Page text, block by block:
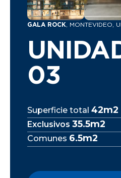
GALA ROCK , MONTEVIDEO,
03
Superficie total 42m2
Exclusivos 35.5m2
Comunes 6.5m2